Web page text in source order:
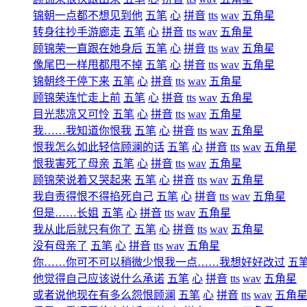
锦朝一点都不想见到他 五笔 心 拼音 tts wav 五角星
转身往抄手游廊走 五笔 心 拼音 tts wav 五角星
顾锦荣一直跟在她身后 五笔 心 拼音 tts wav 五角星
像尾巴一样甩都甩不掉 五笔 心 拼音 tts wav 五角星
锦朝终于停下来 五笔 心 拼音 tts wav 五角星
顾锦荣连忙走上前 五笔 心 拼音 tts wav 五角星
目光悲凉又可怜 五笔 心 拼音 tts wav 五角星
我……我知道你恨我 五笔 心 拼音 tts wav 五角星
恨我怎么如此轻信顾澜的话 五笔 心 拼音 tts wav 五角星
恨我害死了母亲 五笔 心 拼音 tts wav 五角星
顾锦荣说着又哭起来 五笔 心 拼音 tts wav 五角星
我自责得恨不得掐死自己 五笔 心 拼音 tts wav 五角星
但是……长姐 五笔 心 拼音 tts wav 五角星
我从此后就只有你了 五笔 心 拼音 tts wav 五角星
没有母亲了 五笔 心 拼音 tts wav 五角星
你……你可不可以稍微少恨我一点……我想好好改过 五
他觉得自己应该说什么承诺 五笔 心 拼音 tts wav 五角星
或者说他现在有多么怨恨顾澜 五笔 心 拼音 tts wav 五角星